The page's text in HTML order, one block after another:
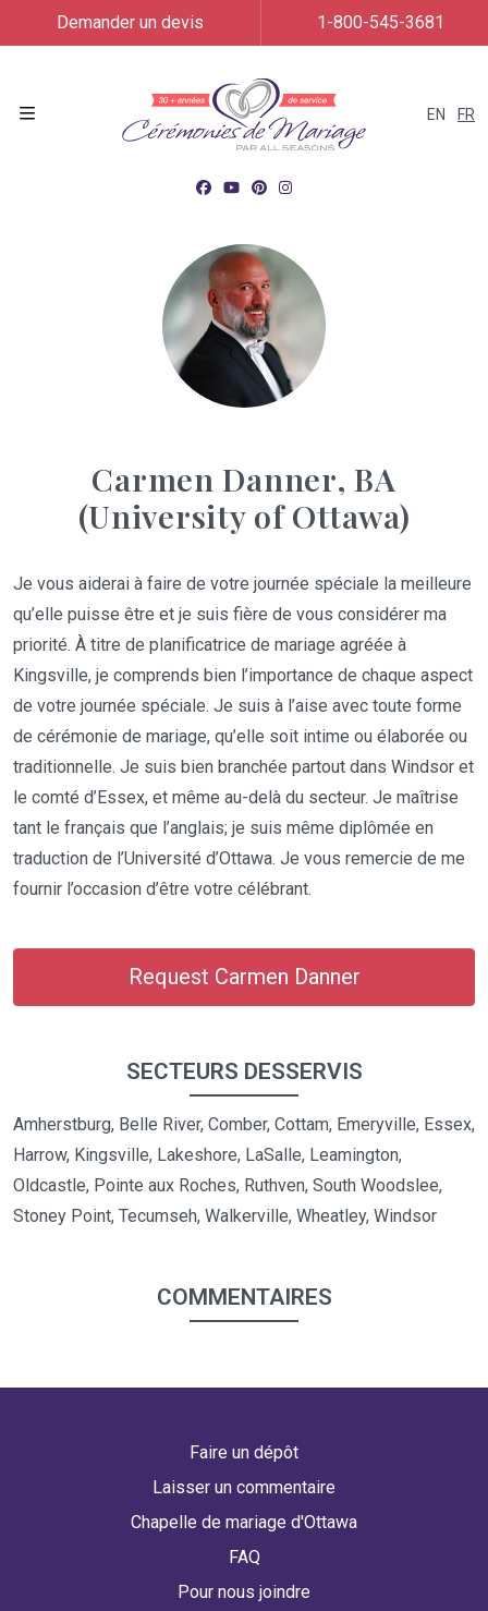
EN FR
Demander un devis 1-800-545-3681
Carmen Danner, BA
(University of Ottawa)
Je vous aiderai à faire de votre journée spéciale la meilleure
qu’elle puisse être et je suis fière de vous considérer ma
priorité. À titre de planificatrice de mariage agréée à
Kingsville, je comprends bien l’importance de chaque aspect
de votre journée spéciale. Je suis à l’aise avec toute forme
de cérémonie de mariage, qu’elle soit intime ou élaborée ou
traditionnelle. Je suis bien branchée partout dans Windsor et
le comté d’Essex, et même au-delà du secteur. Je maîtrise
tant le français que l’anglais; je suis même diplômée en
traduction de l’Université d’Ottawa. Je vous remercie de me
fournir l’occasion d’être votre célébrant.
Request Carmen Danner
SECTEURS DESSERVIS
Amherstburg, Belle River, Comber, Cottam, Emeryville, Essex,
Harrow, Kingsville, Lakeshore, LaSalle, Leamington,
Oldcastle, Pointe aux Roches, Ruthven, South Woodslee,
Stoney Point, Tecumseh, Walkerville, Wheatley, Windsor
COMMENTAIRES
Faire un dépôt
Laisser un commentaire
Chapelle de mariage d'Ottawa
FAQ
Pour nous joindre